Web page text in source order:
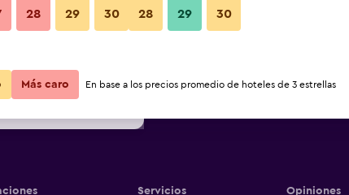
Ver oferta
Fotos
Servicios Opiniones
28 29 30 28 29 30
Más caro En base a los precios promedio de hoteles de 3 estrellas